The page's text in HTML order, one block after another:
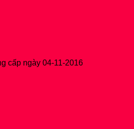
cấp ngày 04-11-2016